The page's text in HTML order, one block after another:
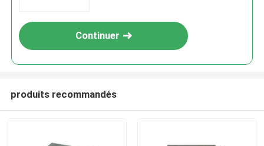
Continuer
produits recommandés